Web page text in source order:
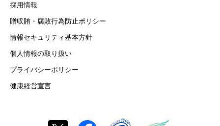
採用情報
贈収賄・腐敗行為防止ポリシー
情報セキュリティ基本方針
個人情報の取り扱い
プライバシーポリシー
健康経営宣言